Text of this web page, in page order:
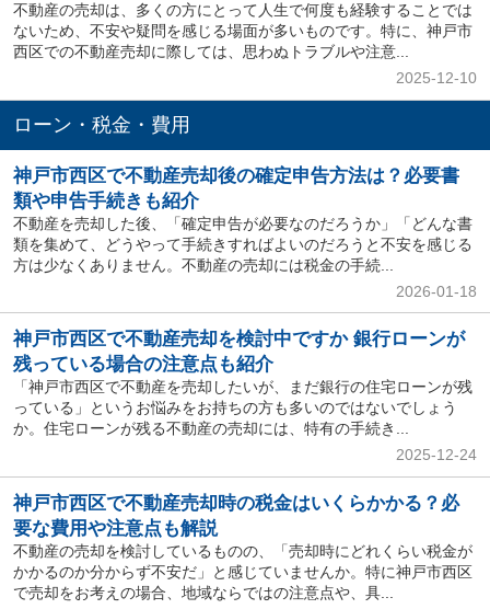
不動産の売却は、多くの方にとって人生で何度も経験することでは
ないため、不安や疑問を感じる場面が多いものです。特に、神戸市
西区での不動産売却に際しては、思わぬトラブルや注意...
2025-12-10
ローン・税金・費用
神戸市西区で不動産売却後の確定申告方法は？必要書
類や申告手続きも紹介
不動産を売却した後、「確定申告が必要なのだろうか」「どんな書
類を集めて、どうやって手続きすればよいのだろうと不安を感じる
方は少なくありません。不動産の売却には税金の手続...
2026-01-18
神戸市西区で不動産売却を検討中ですか 銀行ローンが
残っている場合の注意点も紹介
「神戸市西区で不動産を売却したいが、まだ銀行の住宅ローンが残
っている」というお悩みをお持ちの方も多いのではないでしょう
か。住宅ローンが残る不動産の売却には、特有の手続き...
2025-12-24
神戸市西区で不動産売却時の税金はいくらかかる？必
要な費用や注意点も解説
不動産の売却を検討しているものの、「売却時にどれくらい税金が
かかるのか分からず不安だ」と感じていませんか。特に神戸市西区
で売却をお考えの場合、地域ならではの注意点や、具...